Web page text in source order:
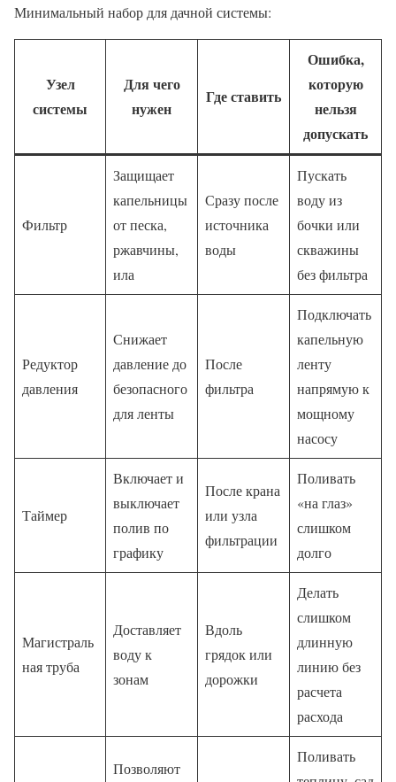
Минимальный набор для дачной системы:
Узел
системы
Для чего
нужен
Где ставить
Ошибка,
которую
нельзя
допускать
Фильтр
Защищает
капельницы
от песка,
ржавчины,
ила
Сразу после
источника
воды
Пускать
воду из
бочки или
скважины
без фильтра
Редуктор
давления
Снижает
давление до
безопасного
для ленты
После
фильтра
Подключать
капельную
ленту
напрямую к
мощному
насосу
Таймер
Включает и
выключает
полив по
графику
После крана
или узла
фильтрации
Поливать
«на глаз»
слишком
долго
Магистраль
ная труба
Доставляет
воду к
зонам
Вдоль
грядок или
дорожки
Делать
слишком
длинную
линию без
расчета
расхода
Позволяют
Поливать